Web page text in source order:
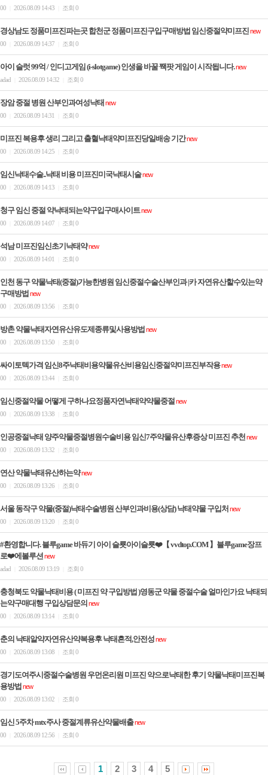
00
2026.08.09 14:43 조회 0
경상남도 정품미프진파는곳 합천군 정품미프진구입구매방법 임신중절약미­프진new
00
2026.08.09 14:37 조회 0
아이 슬럿 99억 / 인디­고게­임 (i-slotga­me) 인생을 바꿀 짹팟 게­임이 시작됩니다.new
adad
2026.08.09 14:32 조회 0
장암 중절 병원 산부인과여성낙­태 new
00
2026.08.09 14:31 조회 0
미프진 복용후 생리 그리고 출혈낙태약미프진당일배송 기간new
00
2026.08.09 14:25 조회 0
임신낙태수술..낙태 비용 미프진미국낙­태시술new
00
2026.08.09 14:13 조회 0
청구 임신 중절 약낙태되는약구입구매사이트new
00
2026.08.09 14:07 조회 0
석남 미프진임신초기낙­태약new
00
2026.08.09 14:01 조회 0
인천 동구 약물낙태(중절)가능한병원 임신중절수술산부인과 |카 자연유산할수있는약
구매방법 new
00
2026.08.09 13:56 조회 0
방촌 약물낙태자연유산유도제종류및사용방법 new
00
2026.08.09 13:50 조회 0
싸이토텍가격 임신8주낙태비용약물유산비용임신중절약미프진부작용new
00
2026.08.09 13:44 조회 0
임신중절약물 어떻게 구하나요정품자연낙태약약물중절new
00
2026.08.09 13:38 조회 0
인공중절낙태 양주약물중절병원수술비용 임신7주약물유산후증상 미­프진 추천new
00
2026.08.09 13:32 조회 0
연산 약물낙태유산하는약new
00
2026.08.09 13:26 조회 0
서울 동작구 약물(중절)낙태수술병원 산부인과비용(상담) 낙­태약물 구입처 new
00
2026.08.09 13:20 조회 0
#환영합니다. 블루game 바듀기 아이 슬룟아이슬룟❤️【 vvdtop.COM 】블루game장프
로❤️에볼루션new
adad
2026.08.09 13:19 조회 0
충청북도 약물낙태비용 ( 미프진 약 구입방법 )영동군 약물 중절수술 얼마인가요 낙태되
는약구매대행 구입상담문의 new
00
2026.08.09 13:14 조회 0
춘의 낙태알약자연유산약복용후 낙태흔적,안전성new
00
2026.08.09 13:08 조회 0
경기도여주시중절수술병원 우먼온리원 미프진 약으로낙태한 후기 약물낙태미프진복
용방법 new
00
2026.08.09 13:02 조회 0
임신 5주차 mtx주사 중절계류유산약물배출new
00
2026.08.09 12:56 조회 0
1 2 3 4 5